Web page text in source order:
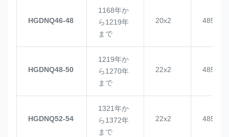
HGDNQ46-48
1168年か
ら1219年
まで
20x2 4855
HGDNQ48-50
1219年か
ら1270年
まで
22x2 4855
HGDNQ52-54
1321年か
ら1372年
まで
22x2 4855